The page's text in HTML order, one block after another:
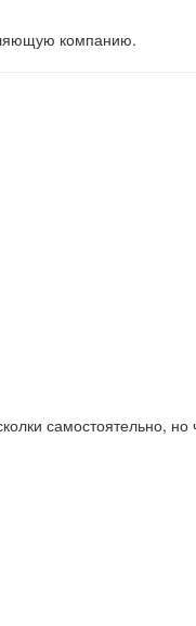
компанию.
самостоятельно, но